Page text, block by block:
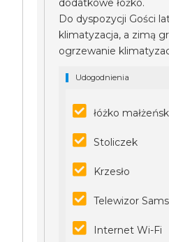
dodatkowe łóżko.
Do dyspozycji Gości
klimatyzacja, a zimą
ogrzewanie
Udogodnienia
łóżko
Stoliczek
Krzesło
Telewizor
Internet Wi-Fi